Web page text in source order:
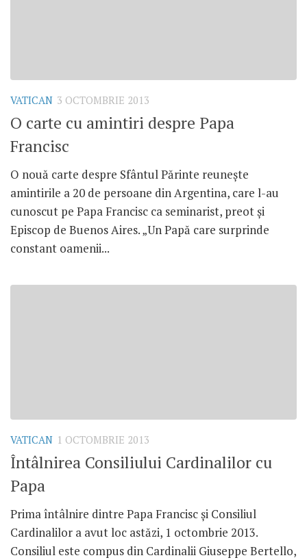
VATICAN 3 OCTOMBRIE 2013
O carte cu amintiri despre Papa
Francisc
O nouă carte despre Sfântul Părinte reuneşte
amintirile a 20 de persoane din Argentina, care l-au
cunoscut pe Papa Francisc ca seminarist, preot şi
Episcop de Buenos Aires. „Un Papă care surprinde
constant oamenii...
VATICAN 1 OCTOMBRIE 2013
Întâlnirea Consiliului Cardinalilor cu
Papa
Prima întâlnire dintre Papa Francisc şi Consiliul
Cardinalilor a avut loc astăzi, 1 octombrie 2013.
Consiliul este compus din Cardinalii Giuseppe Bertello,